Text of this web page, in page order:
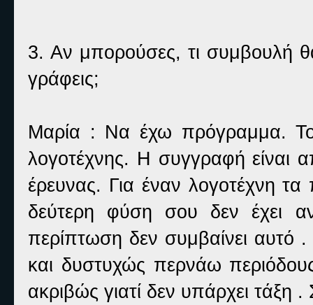
3. Αν μπορούσες, τι συμβουλή
γράφεις;
Μαρία : Να έχω πρόγραμμα. Το
λογοτέχνης. Η συγγραφή είναι
έρευνας. Για έναν λογοτέχνη
δεύτερη φύση σου δεν έχει
περίπτωση δεν συμβαίνει αυτό
και δυστυχώς περνάω
ακριβώς γιατί δεν υπάρχει